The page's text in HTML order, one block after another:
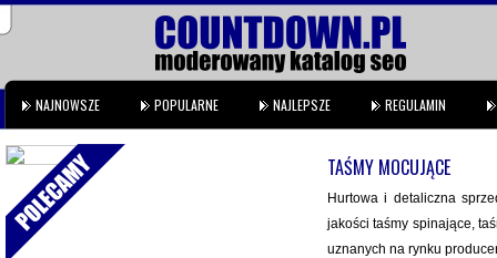
NAJNOWSZE POPULARNE NAJLEPSZE REGULAMIN
TAŚMY MOCUJĄCE
Hurtowa i detaliczna
jakości taśmy spinające,
uznanych na rynku